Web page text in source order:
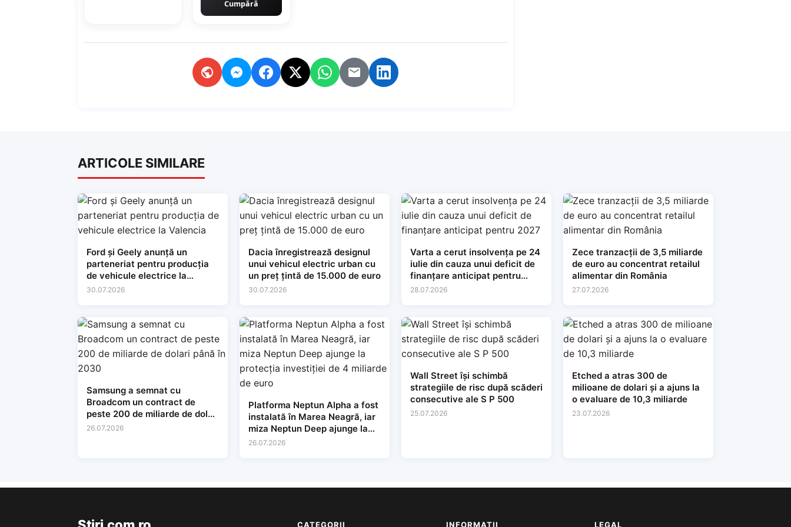
Cumpără
ARTICOLE SIMILARE
Ford și Geely anunță un
parteneriat pentru producția
de vehicule electrice la
Valencia
30.07.2026
Dacia înregistrează designul
unui vehicul electric urban cu
un preț țintă de 15.000 de euro
30.07.2026
Varta a cerut insolvența pe 24
iulie din cauza unui deficit de
finanțare anticipat pentru
2027
28.07.2026
Zece tranzacții de 3,5 miliarde
de euro au concentrat retailul
alimentar din România
27.07.2026
Samsung a semnat cu
Broadcom un contract de
peste 200 de miliarde de dolari
până în 2030
26.07.2026
Platforma Neptun Alpha a fost
instalată în Marea Neagră, iar
miza Neptun Deep ajunge la
protecția investiției de 4
26.07.2026
Wall Street își schimbă
strategiile de risc după scăderi
consecutive ale S P 500
25.07.2026
Etched a atras 300 de
milioane de dolari și a ajuns la
o evaluare de 10,3 miliarde
23.07.2026
CATEGORII INFORMAȚII LEGAL